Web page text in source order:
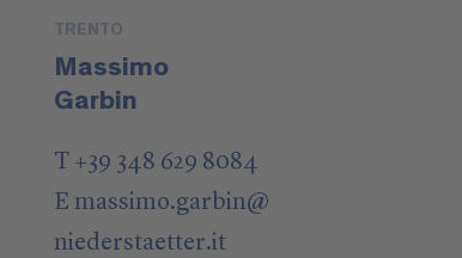
TRENTO
Massimo
Garbin
T +39 348 629 8084
E massimo.garbin@
niederstaetter.it